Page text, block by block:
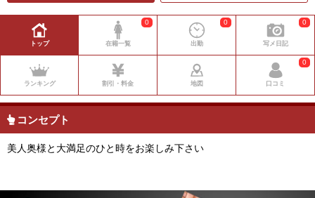
トップ 在籍一覧
0
出勤
0
写メ日記
0
ランキング 割引・料金 地図 口コミ
0
コンセプト
美人奥様と大満足のひと時をお楽しみ下さい